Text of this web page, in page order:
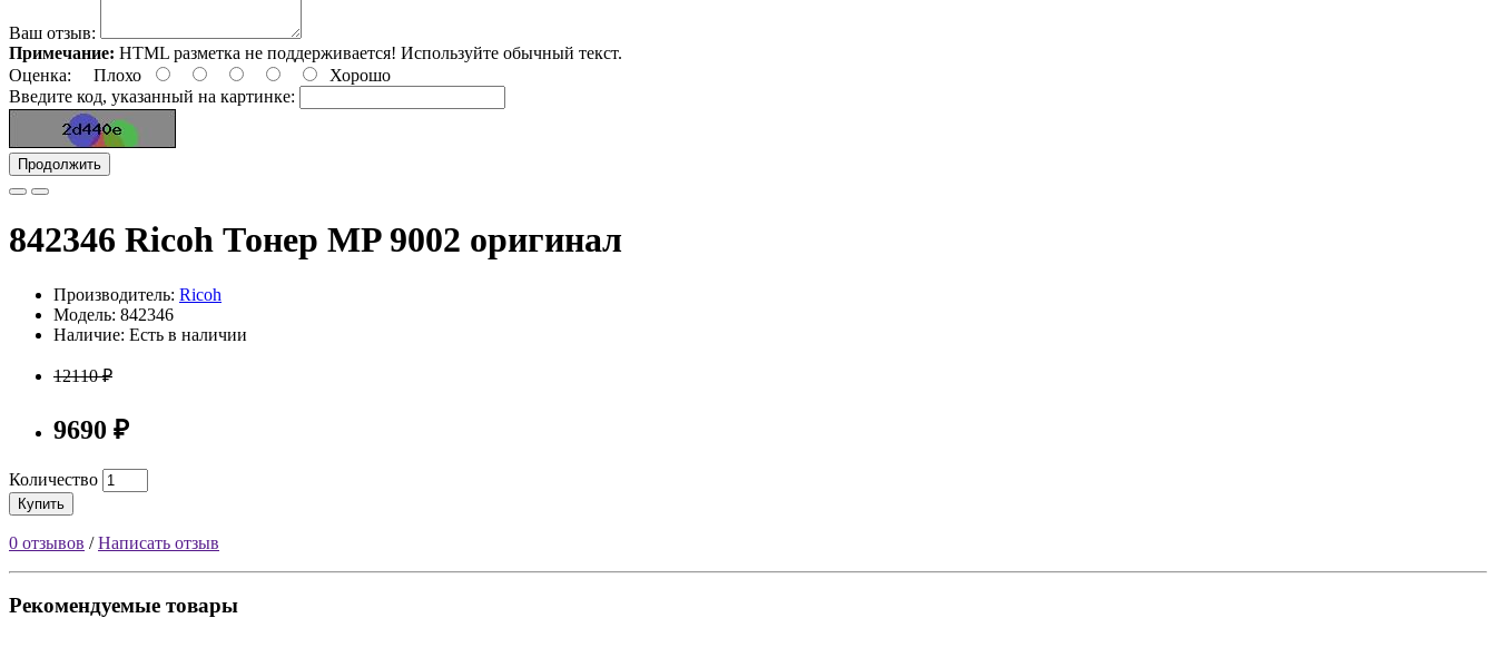
Ваш отзыв:
Примечание: HTML разметка не поддерживается! Используйте обычный текст.
Оценка: Плохо
Хорошо
Введите код, указанный на картинке:
Продолжить
842346 Ricoh Тонер MP 9002 оригинал
Производитель: Ricoh
Модель: 842346
Наличие: Есть в наличии
12110 ₽
9690 ₽
Количество
Купить
0 отзывов /Написать отзыв
Рекомендуемые товары